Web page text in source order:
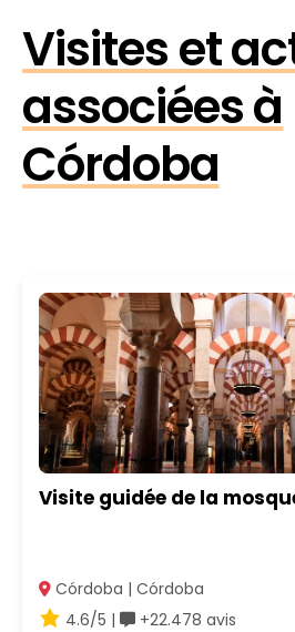
Visites et
associées à
Córdoba
Visite guidée de la
Córdoba | Córdoba
4.6/5 |
+22.478 avis